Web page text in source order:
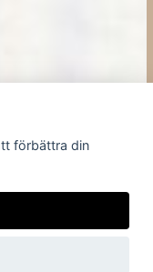
förbättra din